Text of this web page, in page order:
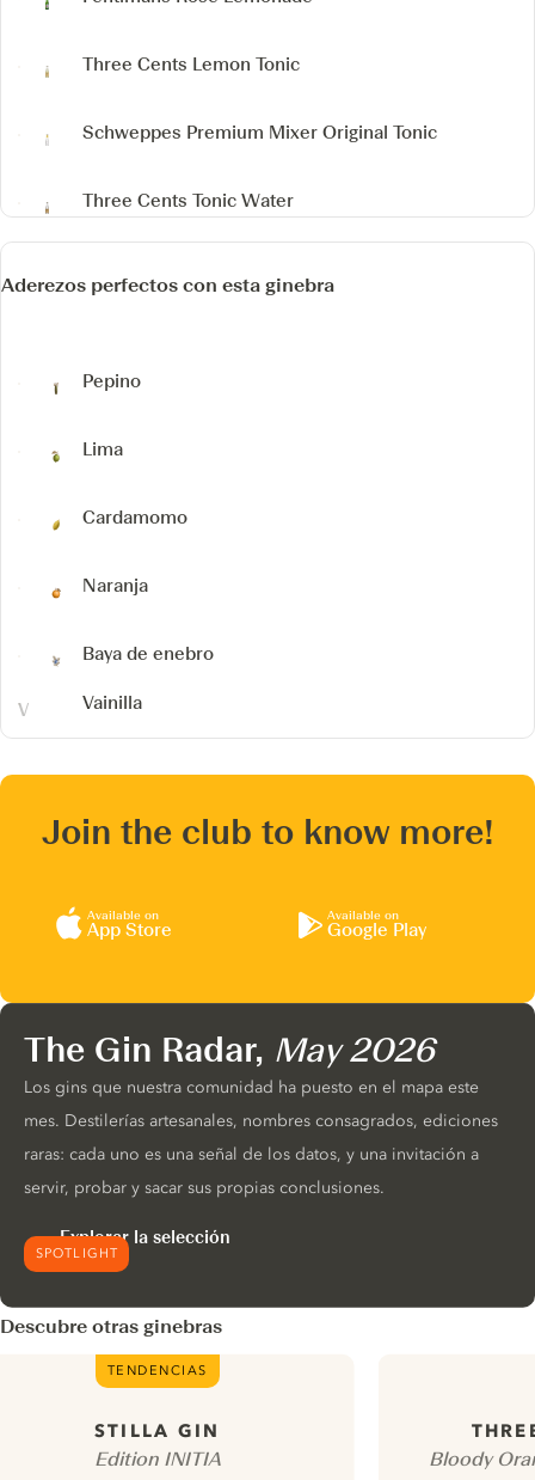
Three Cents Lemon Tonic
Schweppes Premium Mixer Original Tonic
Three Cents Tonic Water
Aderezos perfectos con esta ginebra
Pepino
Lima
Cardamomo
Naranja
Baya de enebro
Vainilla
Join the club to know more!
Available on
App Store
Available on
Google Play
SPOTLIGHT
The Gin Radar, May 2026
Los gins que nuestra comunidad ha puesto en el mapa este
mes. Destilerías artesanales, nombres consagrados, ediciones
raras: cada uno es una señal de los datos, y una invitación a
servir, probar y sacar sus propias conclusiones.
Explorar la selección
Descubre otras ginebras
TENDENCIAS
STILLA GIN
Edition INITIA Bloody